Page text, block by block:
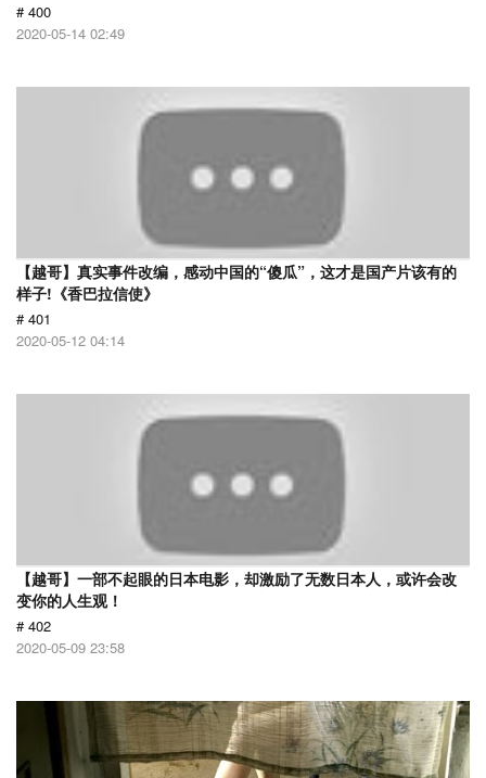
# 400
2020-05-14 02:49
【越哥】真实事件改编，感动中国的“傻瓜”，这才是国产片该有的
样子!《香巴拉信使》
# 401
2020-05-12 04:14
【越哥】一部不起眼的日本电影，却激励了无数日本人，或许会改
变你的人生观！
# 402
2020-05-09 23:58